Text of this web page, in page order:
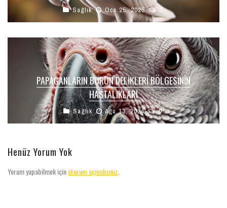
Sağlık Oca 25, 2025 0
PAPAĞANLARIN BURUN DELIKLERI BÖLGESININ
HASTALIKLARI
Sağlık Ağu 13, 2024 0
Henüz Yorum Yok
Yorum yapabilmek içinoturum açmalısınız